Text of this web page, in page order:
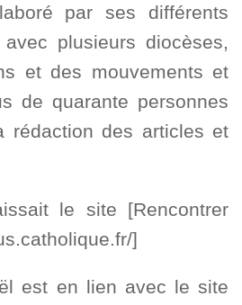
par ses différents
plusieurs diocèses,
et des mouvements et
de quarante personnes
rédaction des articles et
le site [Rencontrer
]
est en lien avec le site